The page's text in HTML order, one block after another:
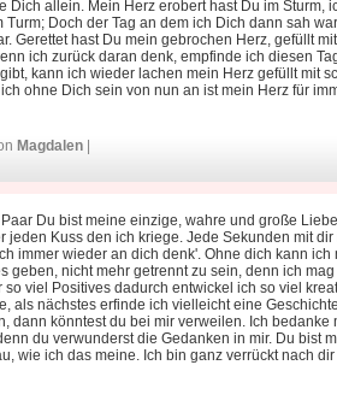
Dich allein. Mein Herz erobert hast Du im Sturm,
Turm; Doch der Tag an dem ich Dich dann sah
Gerettet hast Du mein gebrochen Herz, gefüllt
ich zurück daran denk, empfinde ich diesen
kann ich wieder lachen mein Herz gefüllt mit
ohne Dich sein von nun an ist mein Herz für
Magdalen
Du bist meine einzige, wahre und große
jeden Kuss den ich kriege. Jede Sekunden mit dir
immer wieder an dich denk'. Ohne dich kann ich
geben, nicht mehr getrennt zu sein, denn ich
so viel Positives dadurch entwickel ich so viel
als nächstes erfinde ich vielleicht eine
dann könntest du bei mir verweilen. Ich bedanke
du verwunderst die Gedanken in mir. Du bist
wie ich das meine. Ich bin ganz verrückt nach